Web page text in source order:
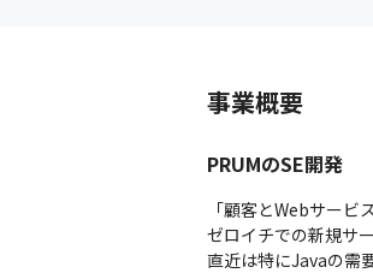
事業概要
PRUMのSE開発
「顧客とWebサー
ゼロイチでの新規サ
直近は特にJavaの需